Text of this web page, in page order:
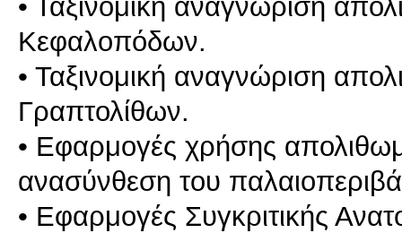
Κεφαλοπόδων.
• Ταξινομική αναγνώριση
Γραπτολίθων.
• Εφαρμογές χρήσης
ανασύνθεση του
• Εφαρμογές Συγκριτικής